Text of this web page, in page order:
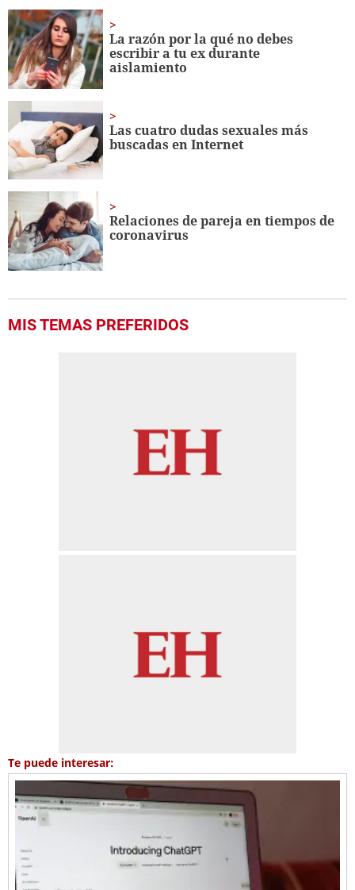
1
minute,
56
seconds
La razón por la qué no debes
escribir a tu ex durante
aislamiento
Las cuatro dudas sexuales más
buscadas en Internet
Relaciones de pareja en tiempos de
coronavirus
MIS TEMAS PREFERIDOS
Te puede interesar: